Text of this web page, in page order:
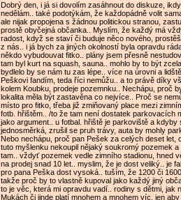
Dobrý den, i já si dovolím zasáhnout do diskuze,
nedělám.. také podotýkám, že každopádně volit
ale nijak propojena s žádnou politickou stranou,
prostě obyčejná občanka.. Myslím, že každý má
radost, když se staví či buduje něco nového,
z nás.. i já bych za jiných okolností byla opravdu
někdo vybudouvat fitko.. plány jsem přesně
tam byl kurt na squash, sauna.. mohlo by to být
bydlelo by se nám tu zas lépe.. více na úrovni a
Peškovi fandím, teda říci nemůžu.. a to právě díky
kolem Koubku, prodeje pozemnku.. Nechápu, proč
lokalita měla být zastavěna co nejvíce.. Proč se
místo pro fitko, třeba již zmiňovaný place mezi
fotb. hřištěm.. /to že tam není dostatek parkovacích
jako argument.. u fotbal. hřiště je parkoviště a kdyby
jednosměrká, zrušil se pruh trávy, auta by mohly
Nebo nechápu, proč pan Pešek za celých deset let,
tuto myšlenku nekoupil nějaký soukromý pozemek a
tam.. vždyť pozemek vedle zimního stadionu, hned
na prodej snad 10 let.. myslim, že je dost veliký.. je
pro pana Peška dost vysoká.. tuším, že 1200 či
takže proč by to vlastně kupoval jako každý jiný
to je věc, která mi opravdu vadí.. rodiny s dětmi, jak
Mukách či jinde platí mnohem a mnohem víc, jen